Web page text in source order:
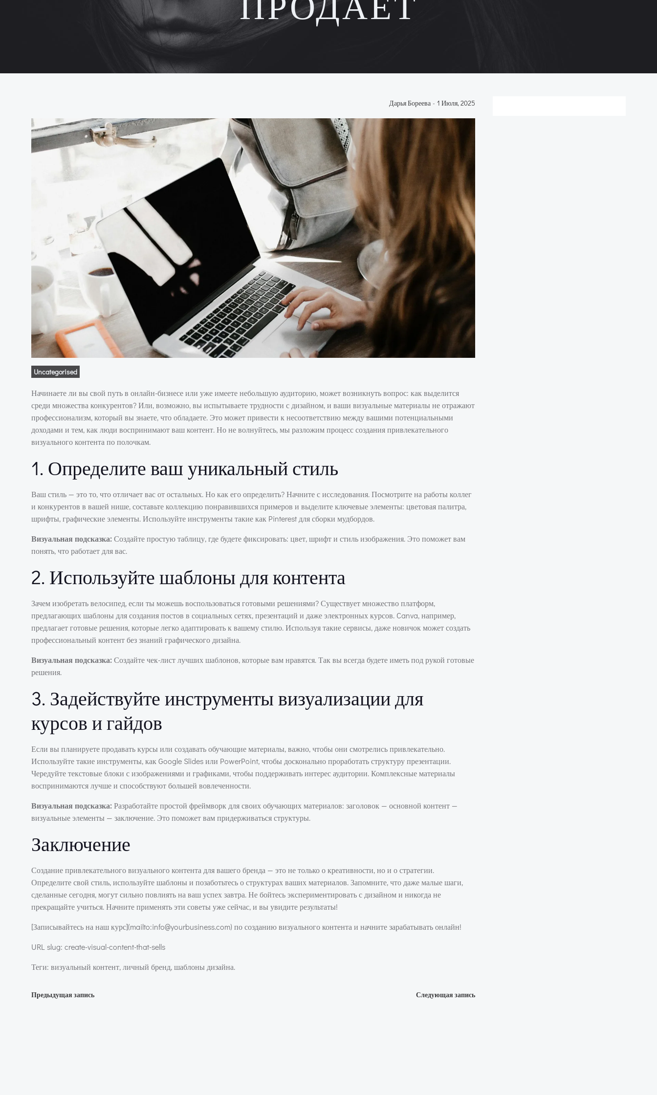
Дарья Бореева - 1 Июля, 2025
Uncategorised
Начинаете ли вы свой путь в онлайн-бизнесе или уже имеете небольшую аудиторию, может возникнуть вопрос: как выделится
среди множества конкурентов? Или, возможно, вы испытываете трудности с дизайном, и ваши визуальные материалы не отражают
профессионализм, который вы знаете, что обладаете. Это может привести к несоответствию между вашими потенциальными
доходами и тем, как люди воспринимают ваш контент. Но не волнуйтесь, мы разложим процесс создания привлекательного
визуального контента по полочкам.
1. Определите ваш уникальный стиль
Ваш стиль — это то, что отличает вас от остальных. Но как его определить? Начните с исследования. Посмотрите на работы коллег
и конкурентов в вашей нише, составьте коллекцию понравившихся примеров и выделите ключевые элементы: цветовая палитра,
шрифты, графические элементы. Используйте инструменты такие как Pinterest для сборки мудбордов.
Визуальная подсказка:Создайте простую таблицу, где будете фиксировать: цвет, шрифт и стиль изображения. Это поможет вам
понять, что работает для вас.
2. Используйте шаблоны для контента
Зачем изобретать велосипед, если ты можешь воспользоваться готовыми решениями? Существует множество платформ,
предлагающих шаблоны для создания постов в социальных сетях, презентаций и даже электронных курсов. Canva, например,
предлагает готовые решения, которые легко адаптировать к вашему стилю. Используя такие сервисы, даже новичок может создать
профессиональный контент без знаний графического дизайна.
Визуальная подсказка:Создайте чек-лист лучших шаблонов, которые вам нравятся. Так вы всегда будете иметь под рукой готовые
решения.
3. Задействуйте инструменты визуализации для
курсов и гайдов
Если вы планируете продавать курсы или создавать обучающие материалы, важно, чтобы они смотрелись привлекательно.
Используйте такие инструменты, как Google Slides или PowerPoint, чтобы досконально проработать структуру презентации.
Чередуйте текстовые блоки с изображениями и графиками, чтобы поддерживать интерес аудитории. Комплексные материалы
воспринимаются лучше и способствуют большей вовлеченности.
Визуальная подсказка:Разработайте простой фреймворк для своих обучающих материалов: заголовок — основной контент —
визуальные элементы — заключение. Это поможет вам придерживаться структуры.
Заключение
Создание привлекательного визуального контента для вашего бренда — это не только о креативности, но и о стратегии.
Определите свой стиль, используйте шаблоны и позаботьтесь о структурах ваших материалов. Запомните, что даже малые шаги,
сделанные сегодня, могут сильно повлиять на ваш успех завтра. Не бойтесь экспериментировать с дизайном и никогда не
прекращайте учиться. Начните применять эти советы уже сейчас, и вы увидите результаты!
[Записывайтесь на наш курс](mailto:info@yourbusiness.com) по созданию визуального контента и начните зарабатывать онлайн!
URL slug: create-visual-content-that-sells
Теги: визуальный контент, личный бренд, шаблоны дизайна.
Навигация
Предыдущая запись Следующая запись